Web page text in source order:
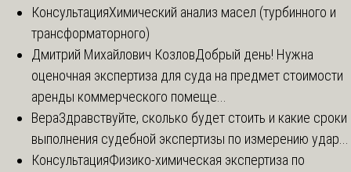
КонсультацияХимический анализ масел (турбинного и
трансформаторного)
Дмитрий Михайлович КозловДобрый день! Нужна
оценочная экспертиза для суда на предмет стоимости
аренды коммерческого помеще...
ВераЗдравствуйте, сколько будет стоить и какие сроки
выполнения судебной экспертизы по измерению удар...
КонсультацияФизико-химическая экспертиза по